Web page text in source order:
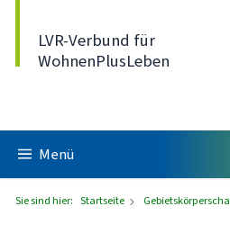
LVR-Verbund für
WohnenPlusLeben
Menü
Sie sind hier: Startseite